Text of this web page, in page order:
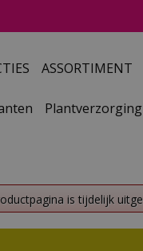
ASSORTIMENT
Plantverzorging
is tijdelijk